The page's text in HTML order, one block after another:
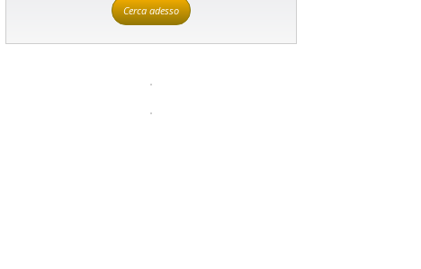
Cerca adesso